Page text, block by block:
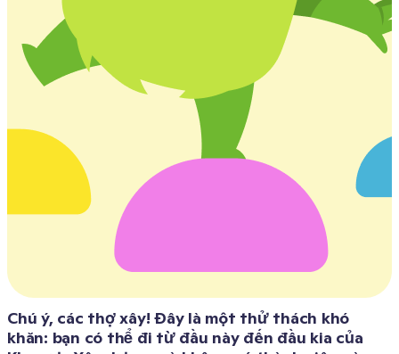
Chú ý, các thợ xây! Đây là một thử thách khó
khăn: bạn có thể đi từ đầu này đến đầu kia của